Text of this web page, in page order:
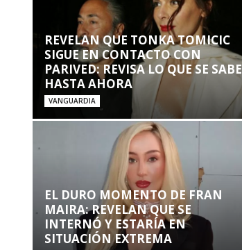
REVELAN QUE TONKA TOMICIC
SIGUE EN CONTACTO CON
PARIVED: REVISA LO QUE SE SABE
HASTA AHORA
VANGUARDIA
EL DURO MOMENTO DE FRAN
MAIRA: REVELAN QUE SE
INTERNÓ Y ESTARÍA EN
SITUACIÓN EXTREMA